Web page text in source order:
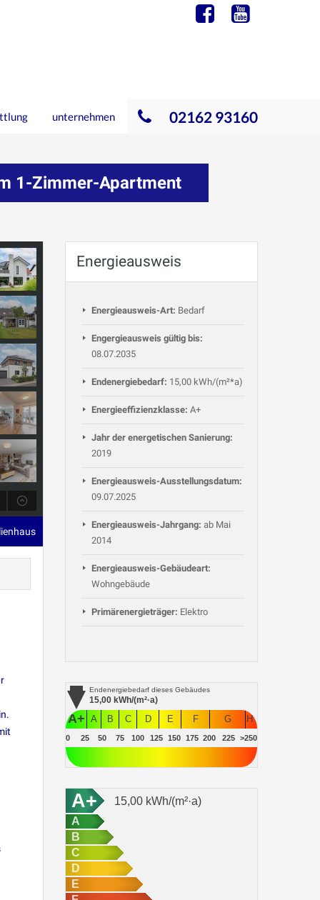
02162 93160
unternehmen
1-Zimmer-Apartment
Energieausweis
Energieausweis-Art: Bedarf
Engergieausweis gültig bis:
08.07.2035
Endenergiebedarf: 15,00 kWh/(m²*a)
Energieeffizienzklasse: A+
Jahr der energetischen Sanierung:
2019
Energieausweis-Ausstellungsdatum:
09.07.2025
Energieausweis-Jahrgang: ab Mai
2014
Energieausweis-Gebäudeart:
Wohngebäude
Primärenergieträger: Elektro
Endenergiebedarfdieses Gebäudes
15,00 kWh/(m²·a)
A+ A B C D E F G H
0 25 50 75 100 125 150 175 200 225 >250
A+ 15,00 kWh/(m²·a)
A
B
C
D
E